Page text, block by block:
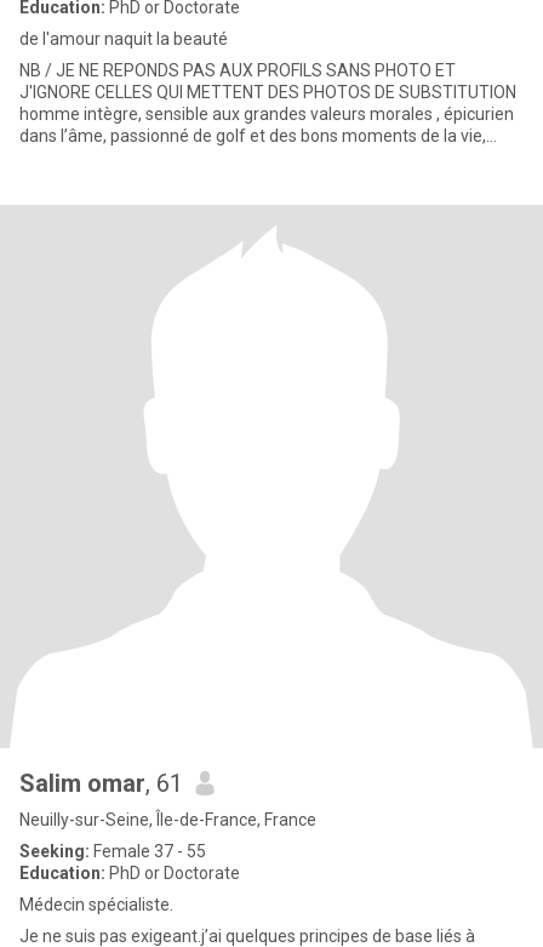
Education: PhD or Doctorate
de l'amour naquit la beauté
NB / JE NE REPONDS PAS AUX PROFILS SANS PHOTO ET
J'IGNORE CELLES QUI METTENT DES PHOTOS DE SUBSTITUTION
homme intègre, sensible aux grandes valeurs morales , épicurien
dans l’âme, passionné de golf et des bons moments de la vie,
Salim omar, 61
Neuilly-sur-Seine, Île-de-France, France
Seeking: Female 37 - 55
Education: PhD or Doctorate
Médecin spécialiste.
Je ne suis pas exigeant.j’ai quelques principes de base liés à